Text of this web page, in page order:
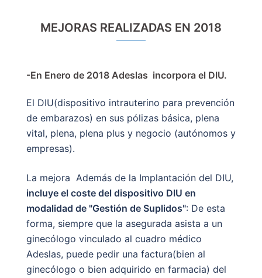
MEJORAS REALIZADAS EN 2018
-En Enero de 2018 Adeslas incorpora el DIU.
El DIU(dispositivo intrauterino para prevención
de embarazos) en sus pólizas básica, plena
vital, plena, plena plus y negocio (autónomos y
empresas).
La mejora Además de la Implantación del DIU,
incluye el coste del dispositivo DIU en
modalidad de "Gestión de Suplidos": De esta
forma, siempre que la asegurada asista a un
ginecólogo vinculado al cuadro médico
Adeslas, puede pedir una factura(bien al
ginecólogo o bien adquirido en farmacia) del